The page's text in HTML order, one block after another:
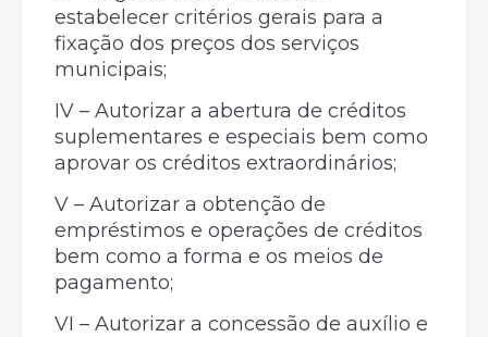
estabelecer critérios gerais para a
fixação dos preços dos serviços
municipais;
IV – Autorizar a abertura de créditos
suplementares e especiais bem como
aprovar os créditos extraordinários;
V – Autorizar a obtenção de
empréstimos e operações de créditos
bem como a forma e os meios de
pagamento;
VI – Autorizar a concessão de auxílio e